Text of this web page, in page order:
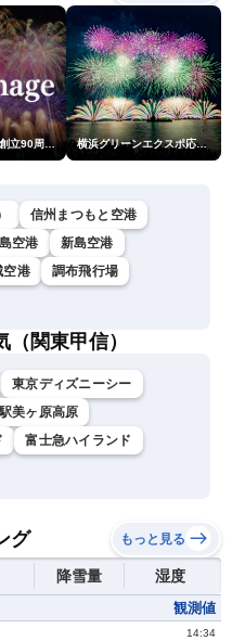
川口商工会議所創立90周年・青年部40周年・女性会30周年記念 第6回川口花火大会 横浜グリーンエクスポ応援 みなとみらいフェスティバル「スカイシンフォニーinヨコハマ presented byコロワイド」
信州まつもと空港
空港
新島空港
空港
調布飛行場
関東甲信）
東京ディズニーシー
美ヶ原高原
富士急ハイランド
グ もっと見る
降雪量 湿度
観測値
14:34